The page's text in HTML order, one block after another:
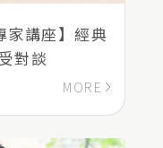
家講座】經典
對談
MORE